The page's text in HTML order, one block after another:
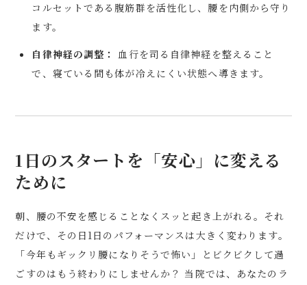
コルセットである腹筋群を活性化し、腰を内側から守り
ます。
自律神経の調整： 血行を司る自律神経を整えること
で、寝ている間も体が冷えにくい状態へ導きます。
1日のスタートを「安心」に変える
ために
朝、腰の不安を感じることなくスッと起き上がれる。それ
だけで、その日1日のパフォーマンスは大きく変わります。
「今年もギックリ腰になりそうで怖い」とビクビクして過
ごすのはもう終わりにしませんか？ 当院では、あなたのラ